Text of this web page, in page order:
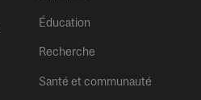
Éducation
Recherche
Santé et communauté